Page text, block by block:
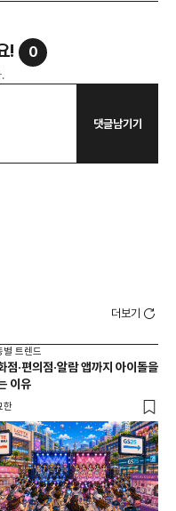
! 0
댓글남기기
더보기
별 트렌드
점·편의점·알람 앱까지 아이돌을
이유
한